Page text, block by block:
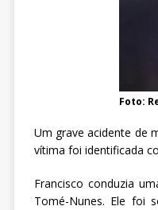
Foto:
Um grave acidente de
vítima foi identificada
Francisco conduzia
Tomé-Nunes. Ele foi